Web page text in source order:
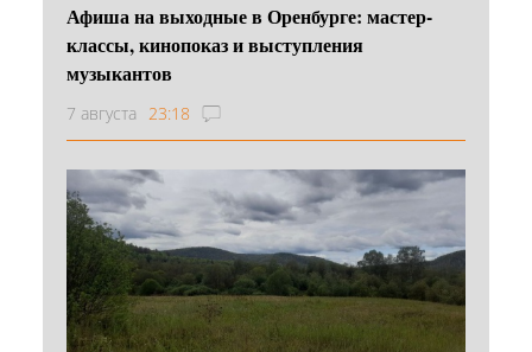
Афиша на выходные в Оренбурге: мастер-
классы, кинопоказ и выступления
музыкантов
7 августа 23:18